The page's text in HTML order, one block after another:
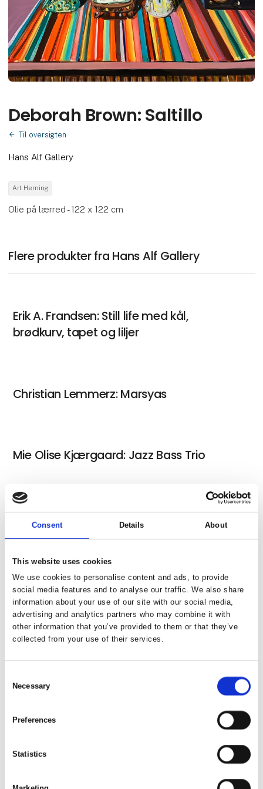
Consent Details About
This website uses cookies
We use cookies to personalise content and ads, to provide
social media features and to analyse our traffic. We also share
information about your use of our site with our social media,
advertising and analytics partners who may combine it with
other information that you’ve provided to them or that they’ve
collected from your use of their services.
Selection
Necessary
Preferences
Statistics
Deborah Brown: Saltillo
Til oversigten
Hans Alf Gallery
Art Herning
Olie på lærred - 122 x 122 cm
Flere produkter fra Hans Alf Gallery
Erik A. Frandsen: Still life med kål,
brødkurv, tapet og liljer
Christian Lemmerz: Marsyas
Mie Olise Kjærgaard: Jazz Bass Trio
Øyvind Sørfjordmo: CLOS Network
Amalie Jakobsen: Osculating Orbit X